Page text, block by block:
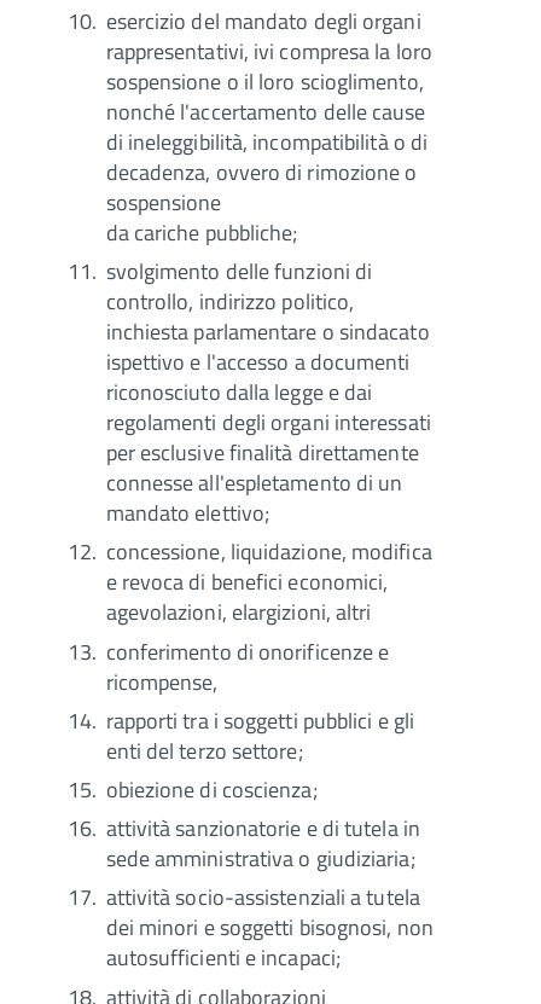
esercizio del mandato degli organi
rappresentativi, ivi compresa la loro
sospensione o il loro scioglimento,
nonché l'accertamento delle cause
di ineleggibilità, incompatibilità o di
decadenza, ovvero di rimozione o
sospensione
da cariche pubbliche;
svolgimento delle funzioni di
controllo, indirizzo politico,
inchiesta parlamentare o sindacato
ispettivo e l'accesso a documenti
riconosciuto dalla legge e dai
regolamenti degli organi interessati
per esclusive finalità direttamente
connesse all'espletamento di un
mandato elettivo;
concessione, liquidazione, modifica
e revoca di benefici economici,
agevolazioni, elargizioni, altri
conferimento di onorificenze e
ricompense,
rapporti tra i soggetti pubblici e gli
enti del terzo settore;
obiezione di coscienza;
attività sanzionatorie e di tutela in
sede amministrativa o giudiziaria;
attività socio-assistenziali a tutela
dei minori e soggetti bisognosi, non
autosufficienti e incapaci;
attività di collaborazioni